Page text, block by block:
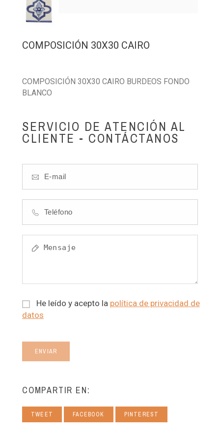
COMPOSICIÓN 30X30 CAIRO
COMPOSICIÓN 30X30 CAIRO BURDEOS FONDO
BLANCO
SERVICIO DE ATENCIÓN AL
CLIENTE - CONTÁCTANOS
He leído y acepto la política de privacidad de
datos
ENVIAR
COMPARTIR EN:
TWEET FACEBOOK PINTEREST